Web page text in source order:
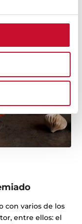
con varios de los
entre ellos: el